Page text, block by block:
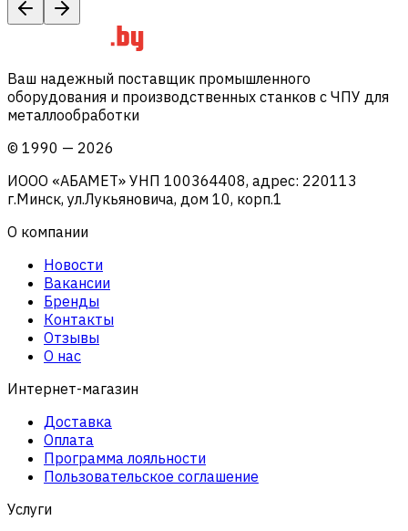
Ваш надежный поставщик промышленного
оборудования и производственных станков с ЧПУ для
металлообработки
© 1990 — 2026
ИООО «АБАМЕТ» УНП 100364408, адрес: 220113
г.Минск, ул.Лукьяновича, дом 10, корп.1
О компании
Новости
Вакансии
Бренды
Контакты
Отзывы
О нас
Интернет-магазин
Доставка
Оплата
Программа лояльности
Пользовательское соглашение
Услуги